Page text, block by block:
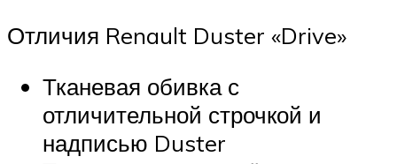
Отличия Renault Duster «Drive»
Тканевая обивка с
отличительной строчкой и
надписью Duster